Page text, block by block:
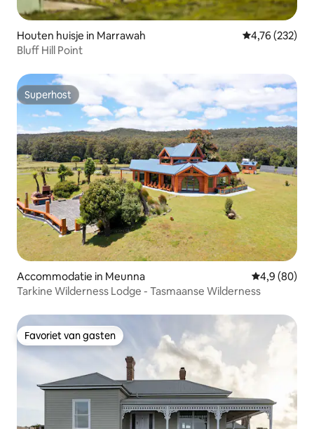
Houten huisje in Marrawah Gemiddelde
4,76 (232)
Bluff Hill Point
Superhost
Superhost
Accommodatie in Meunna Gemiddelde
4,9 (80)
Tarkine Wilderness Lodge - Tasmaanse Wilderness
Favoriet van gasten
Favoriet van gasten